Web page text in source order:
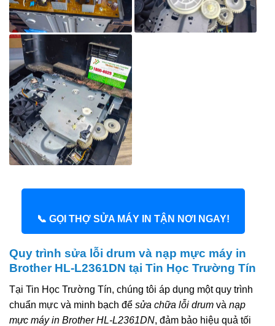
📞 GỌI THỢ SỬA MÁY IN TẬN NƠI NGAY!
Quy trình sửa lỗi drum và nạp mực máy in
Brother HL-L2361DN tại Tin Học Trường Tín
Tại Tin Học Trường Tín, chúng tôi áp dụng một quy trình
chuẩn mực và minh bạch để sửa chữa lỗi drum và nạp
mực máy in Brother HL-L2361DN, đảm bảo hiệu quả tối